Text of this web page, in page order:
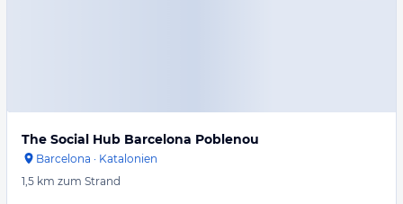
The Social Hub Barcelona Poblenou
Barcelona · Katalonien
1,5 km zum Strand